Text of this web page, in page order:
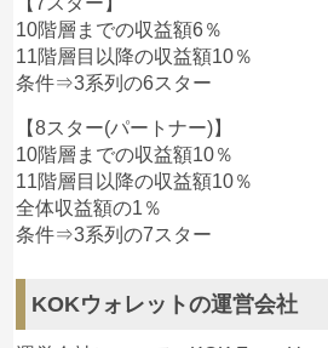
10階層までの収益額6％
11階層目以降の収益額10％
条件⇒3系列の6スター
【8スター(パートナー)】
10階層までの収益額10％
11階層目以降の収益額10％
全体収益額の1％
条件⇒3系列の7スター
KOKウォレットの運営会社